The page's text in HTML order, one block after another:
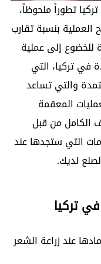
تطوراً ملحوظاً،
بنسبة تقارب
للخضوع إلى عملية
في تركيا، التي
والتي تساعد
المعقمة
الكامل من قبل
التي ستجدها عند
لديك.
تركيا
عند زراعة الشعر